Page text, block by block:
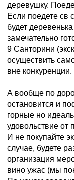
деревушку.
Если поедете св
будет
замечательно
9 Санторини
осуществить
вне конкуренции.
А вообще по
остановится и
горные но
удовольствие от
И не покупайте
случае, будете
организация
вино ужас (мы